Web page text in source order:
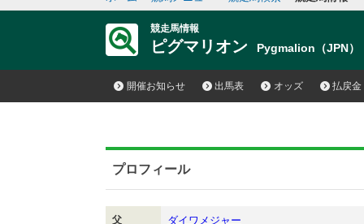
競走馬情報
ピグマリオン Pygmalion（JPN）
開催お知らせ 出馬表 オッズ 払戻金
プロフィール
父 ダイワメジャー